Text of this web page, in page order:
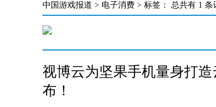
中国游戏报道 > 电子消费 > 标签： 总共有 1 条
视博云为坚果手机量身打
布！